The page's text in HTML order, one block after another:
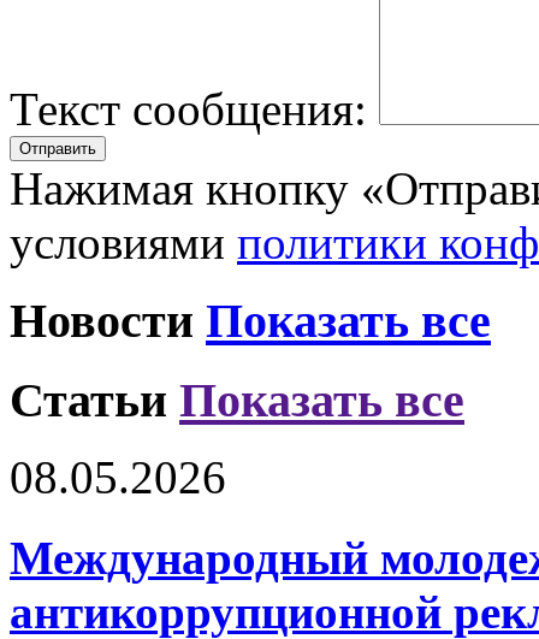
Текст сообщения:
Нажимая кнопку
условиями политики
Новости Показать все
Статьи Показать все
08.05.2026
Международный
антикоррупционной